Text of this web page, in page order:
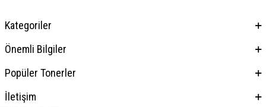
Kategoriler
Önemli Bilgiler
Popüler Tonerler
İletişim